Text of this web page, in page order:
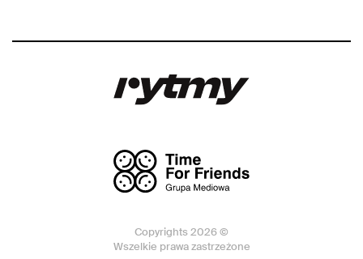
Copyrights 2026 ©
Wszelkie prawa zastrzeżone